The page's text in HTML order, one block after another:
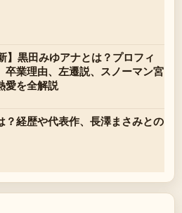
】黒田みゆアナとは？プロフィ
卒業理由、左遷説、スノーマン宮
愛を全解説
？経歴や代表作、長澤まさみとの